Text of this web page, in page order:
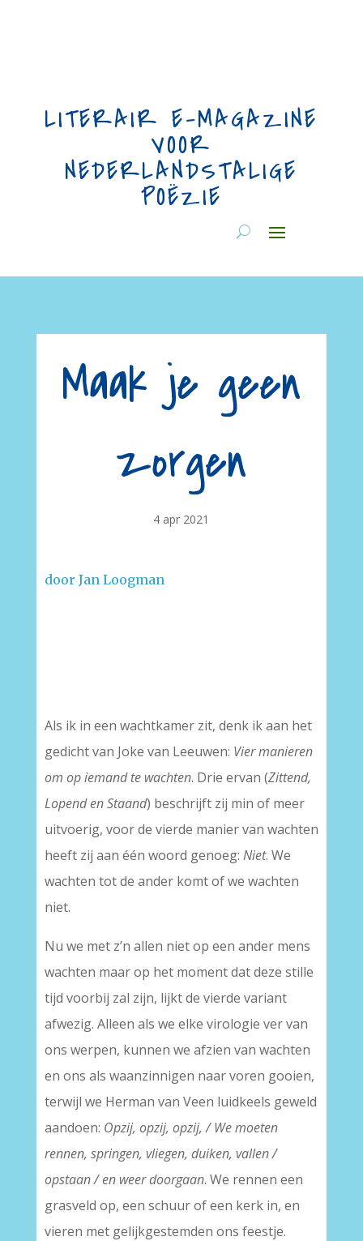
LITERAIR E-MAGAZINE
VOOR
NEDERLANDSTALIGE
POËZIE
Maak je geen
zorgen
4 apr 2021
door Jan Loogman
Als ik in een wachtkamer zit, denk ik aan het
gedicht van Joke van Leeuwen: Vier manieren
om op iemand te wachten. Drie ervan (Zittend,
Lopend en Staand) beschrijft zij min of meer
uitvoerig, voor de vierde manier van wachten
heeft zij aan één woord genoeg: Niet. We
wachten tot de ander komt of we wachten
niet.
Nu we met z’n allen niet op een ander mens
wachten maar op het moment dat deze stille
tijd voorbij zal zijn, lijkt de vierde variant
afwezig. Alleen als we elke virologie ver van
ons werpen, kunnen we afzien van wachten
en ons als waanzinnigen naar voren gooien,
terwijl we Herman van Veen luidkeels geweld
aandoen: Opzij, opzij, opzij, / We moeten
rennen, springen, vliegen, duiken, vallen /
opstaan / en weer doorgaan. We rennen een
grasveld op, een schuur of een kerk in, en
vieren met gelijkgestemden ons feestje.